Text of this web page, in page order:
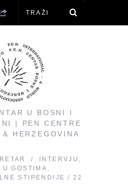
U BOSNI I
| PEN CENTRE
HERZEGOVINA
INTERVJU ,
U GOSTIMA ,
STIPENDIJE
22